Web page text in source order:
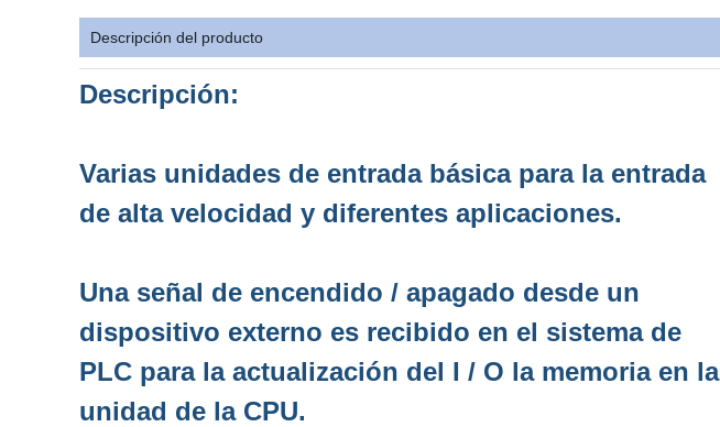
Descripción del producto
Descripción:
Varias unidades de entrada básica para la entrada
de alta velocidad y diferentes aplicaciones.
Una señal de encendido / apagado desde un
dispositivo externo es recibido en el sistema de
PLC para la actualización del I / O la memoria en la
unidad de la CPU.